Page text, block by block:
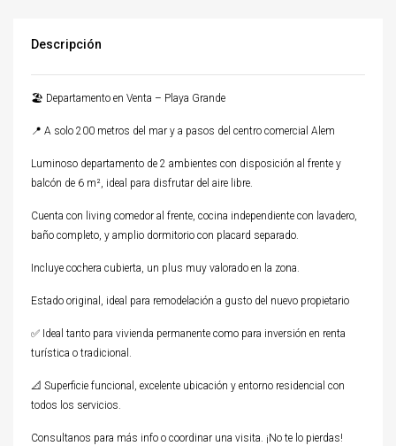
Descripción
🏖 Departamento en Venta – Playa Grande
📍 A solo 200 metros del mar y a pasos del centro comercial Alem
Luminoso departamento de 2 ambientes con disposición al frente y
balcón de 6 m², ideal para disfrutar del aire libre.
Cuenta con living comedor al frente, cocina independiente con lavadero,
baño completo, y amplio dormitorio con placard separado.
Incluye cochera cubierta, un plus muy valorado en la zona.
Estado original, ideal para remodelación a gusto del nuevo propietario
✅ Ideal tanto para vivienda permanente como para inversión en renta
turística o tradicional.
📐 Superficie funcional, excelente ubicación y entorno residencial con
todos los servicios.
Consultanos para más info o coordinar una visita. ¡No te lo pierdas!